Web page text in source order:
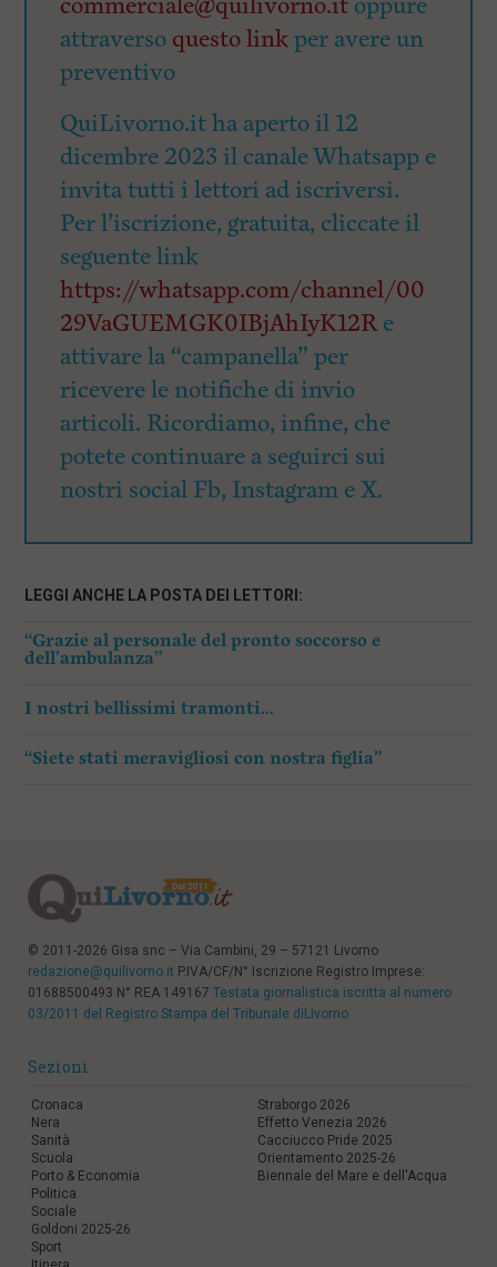
attraverso questo linkper avere un
preventivo
QuiLivorno.it ha aperto il 12
dicembre 2023 il canale Whatsapp e
invita tutti i lettori ad iscriversi.
Per l’iscrizione, gratuita, cliccate il
seguente link
https://whatsapp.com/channel/00
29VaGUEMGK0IBjAhIyK12Re
attivare la “campanella” per
ricevere le notifiche di invio
articoli. Ricordiamo, infine, che
potete continuare a seguirci sui
nostri social Fb, Instagram e X.
LEGGI ANCHE LA POSTA DEI LETTORI:
“Grazie al personale del pronto soccorso e
dell’ambulanza”
I nostri bellissimi tramonti…
“Siete stati meravigliosi con nostra figlia”
© 2011-2026 Gisa snc – Via Cambini, 29 – 57121 Livorno
redazione@quilivorno.it P.IVA/CF/N° Iscrizione Registro Imprese:
01688500493 N° REA 149167 Testata giornalistica iscritta al numero
03/2011 del Registro Stampa del Tribunale diLivorno
Sezioni
Cronaca
Nera
Sanità
Scuola
Porto & Economia
Politica
Sociale
Goldoni 2025-26
Sport
Straborgo 2026
Effetto Venezia 2026
Cacciucco Pride 2025
Orientamento 2025-26
Biennale del Mare e dell'Acqua